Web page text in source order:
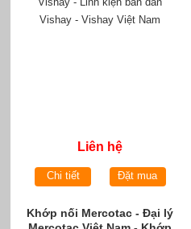
Liên hệ
Chi tiết Đặt mua
Khớp nối Mercotac - Đại lý